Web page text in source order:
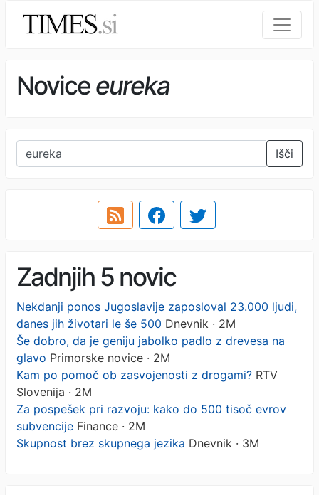
Noviceeureka
Išči
Zadnjih 5 novic
Nekdanji ponos Jugoslavije zaposloval 23.000 ljudi,
danes jih životari le še 500 Dnevnik · 2M
Še dobro, da je geniju jabolko padlo z drevesa na
glavo Primorske novice · 2M
Kam po pomoč ob zasvojenosti z drogami? RTV
Slovenija · 2M
Za pospešek pri razvoju: kako do 500 tisoč evrov
subvencije Finance · 2M
Skupnost brez skupnega jezika Dnevnik · 3M